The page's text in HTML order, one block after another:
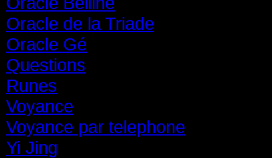
Oracle de la Triade
Oracle Gé
Questions
Runes
Voyance
Voyance par telephone
Yi Jing